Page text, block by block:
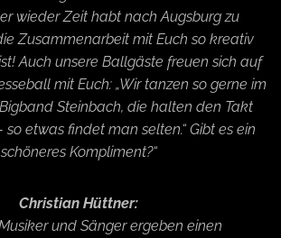
wieder Zeit habt nach Augsburg zu
Zusammenarbeit mit Euch so kreativ
Auch unsere Ballgäste freuen sich auf
mit Euch: „Wir tanzen so gerne im
Steinbach, die halten den Takt
etwas findet man selten.“ Gibt es ein
schöneres Kompliment?“
Christian Hüttner:
und Sänger ergeben einen